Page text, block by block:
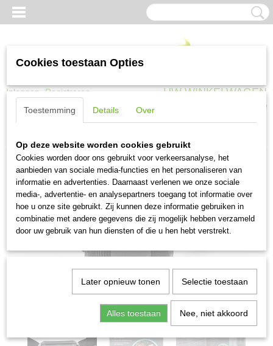
Inloggen Registreren UW WINKELWAGEN
(0)
Cookies toestaan Opties
Toestemming Details Over
Op deze website worden cookies gebruikt
Cookies worden door ons gebruikt voor verkeersanalyse, het
aanbieden van sociale media-functies en het personaliseren van
informatie en advertenties. Daarnaast verlenen we onze sociale
media-, advertentie- en analysepartners toegang tot informatie over
hoe u onze site gebruikt. Zij kunnen deze informatie gebruiken in
combinatie met andere gegevens die zij mogelijk hebben verzameld
door uw gebruik van hun diensten of die u hen hebt verstrekt.
Later opnieuw tonen Selectie toestaan
Alles toestaan Nee, niet akkoord